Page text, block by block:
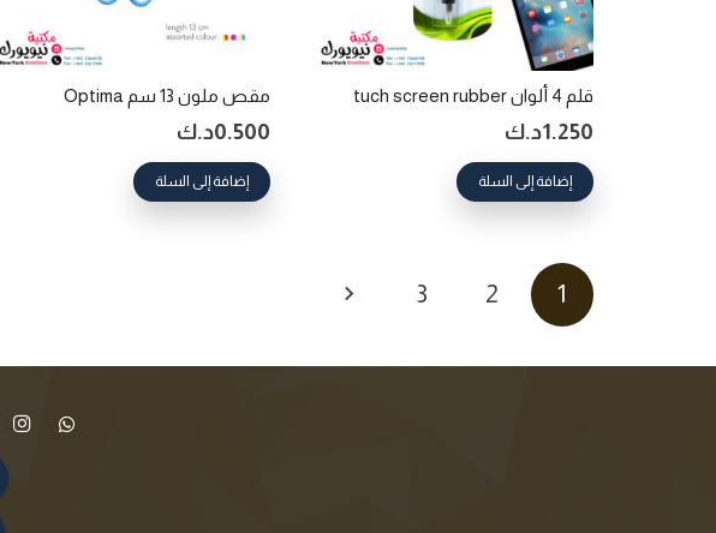
قلم 4 ألوان tuch screen rubber
1.250د.ك
إضافة إلى السلة
مقص ملون 13 سم Optima
0.500د.ك
إضافة إلى السلة
Posts
pagination
1
2
3